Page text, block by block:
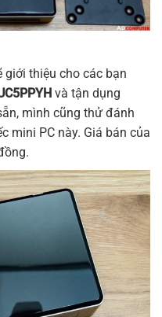
giới thiệu cho các bạn
và tận dụng
mình cũng thử đánh
mini PC này. Giá bán của